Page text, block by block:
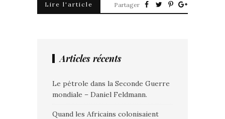
Lire l'article Partager
Articles récents
Le pétrole dans la Seconde Guerre
mondiale – Daniel Feldmann.
Quand les Africains colonisaient